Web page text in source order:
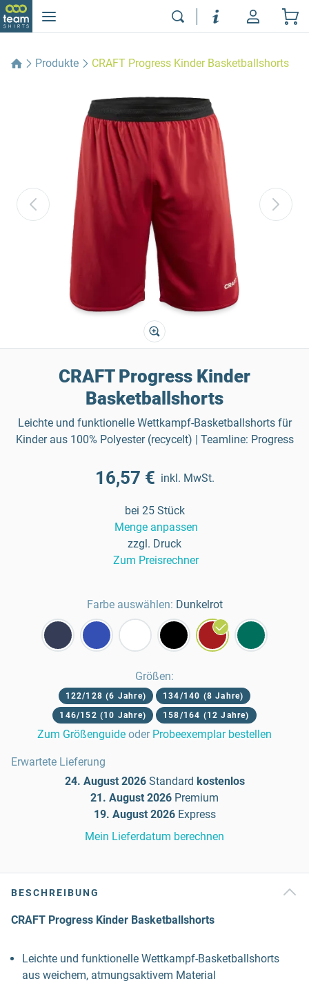
Produkte CRAFT Progress Kinder Basketballshorts
CRAFT Progress Kinder
Basketballshorts
Leichte und funktionelle Wettkampf-Basketballshorts für
Kinder aus 100% Polyester (recycelt) | Teamline: Progress
16,57 € inkl. MwSt.
bei 25 Stück
Menge anpassen
zzgl. Druck
Zum Preisrechner
Farbe auswählen: Dunkelrot
Größen:
122/128 (6 Jahre)
134/140 (8 Jahre)
146/152 (10 Jahre)
158/164 (12 Jahre)
Zum Größenguide oder Probeexemplar bestellen
Erwartete Lieferung
24. August 2026 Standard kostenlos
21. August 2026 Premium
19. August 2026 Express
Mein Lieferdatum berechnen
BESCHREIBUNG
CRAFT Progress Kinder Basketballshorts
Leichte und funktionelle Wettkampf-Basketballshorts
aus weichem, atmungsaktivem Material